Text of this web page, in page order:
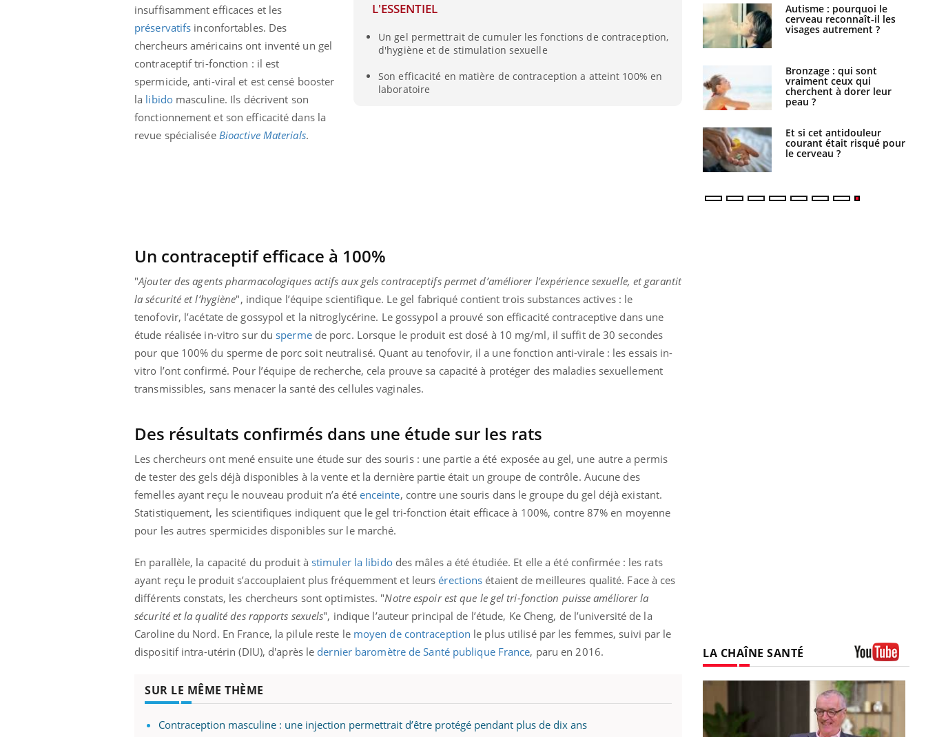
L'ESSENTIEL
Un gel permettrait de cumuler les fonctions de contraception,
d'hygiène et de stimulation sexuelle
Son efficacité en matière de contraception a atteint 100% en
laboratoire
insuffisamment efficaces et les
préservatifs inconfortables. Des
chercheurs américains ont inventé un gel
contraceptif tri-fonction : il est
spermicide, anti-viral et est censé booster
la libidomasculine. Ils décrivent son
fonctionnement et son efficacité dans la
revue spécialisée Bioactive Materials.
Un contraceptif efficace à 100%
"Ajouter des agents pharmacologiques actifs aux gels contraceptifs permet d’améliorer l’expérience sexuelle, et garantit
la sécurité et l’hygiène", indique l’équipe scientifique. Le gel fabriqué contient trois substances actives : le
tenofovir, l’acétate de gossypol et la nitroglycérine. Le gossypol a prouvé son efficacité contraceptive dans une
étude réalisée in-vitro sur du spermede porc. Lorsque le produit est dosé à 10 mg/ml, il suffit de 30 secondes
pour que 100% du sperme de porc soit neutralisé. Quant au tenofovir, il a une fonction anti-virale : les essais in-
vitro l’ont confirmé. Pour l’équipe de recherche, cela prouve sa capacité à protéger des maladies sexuellement
transmissibles, sans menacer la santé des cellules vaginales.
Des résultats confirmés dans une étude sur les rats
Les chercheurs ont mené ensuite une étude sur des souris : une partie a été exposée au gel, une autre a permis
de tester des gels déjà disponibles à la vente et la dernière partie était un groupe de contrôle. Aucune des
femelles ayant reçu le nouveau produit n’a été enceinte, contre une souris dans le groupe du gel déjà existant.
Statistiquement, les scientifiques indiquent que le gel tri-fonction était efficace à 100%, contre 87% en moyenne
pour les autres spermicides disponibles sur le marché.
En parallèle, la capacité du produit à stimuler la libidodes mâles a été étudiée. Et elle a été confirmée : les rats
ayant reçu le produit s’accouplaient plus fréquemment et leursérections étaient de meilleures qualité. Face à ces
différents constats, les chercheurs sont optimistes. "Notre espoir est que le gel tri-fonction puisse améliorer la
sécurité et la qualité des rapports sexuels", indique l’auteur principal de l’étude, Ke Cheng, de l’université de la
Caroline du Nord. En France, la pilule reste le moyen de contraception le plus utilisé par les femmes, suivi par le
dispositif intra-utérin (DIU), d'après le dernier baromètre de Santé publique France, paru en 2016.
SUR LE MÊME THÈME
Contraception masculine : une injection permettrait d’être protégé pendant plus de dix ans
Allergies alimentaires :
les réactions sévères
Comment gérer le
sommeil des enfants en
vacances ?
Bilan prévention : ce que
les kinés pourront
TDAH : quel est ce
Cerveau : le mystère de la
"madeleine de Proust"
enfin expliqué
Le décalage des horaires
d'été : quel impact sur le
Autisme : pourquoi le
cerveau reconnaît-il les
visages autrement ?
Bronzage : qui sont
vraiment ceux qui
cherchent à dorer leur
peau ?
Et si cet antidouleur
courant était risqué pour
le cerveau ?
LA CHAÎNE SANTÉ